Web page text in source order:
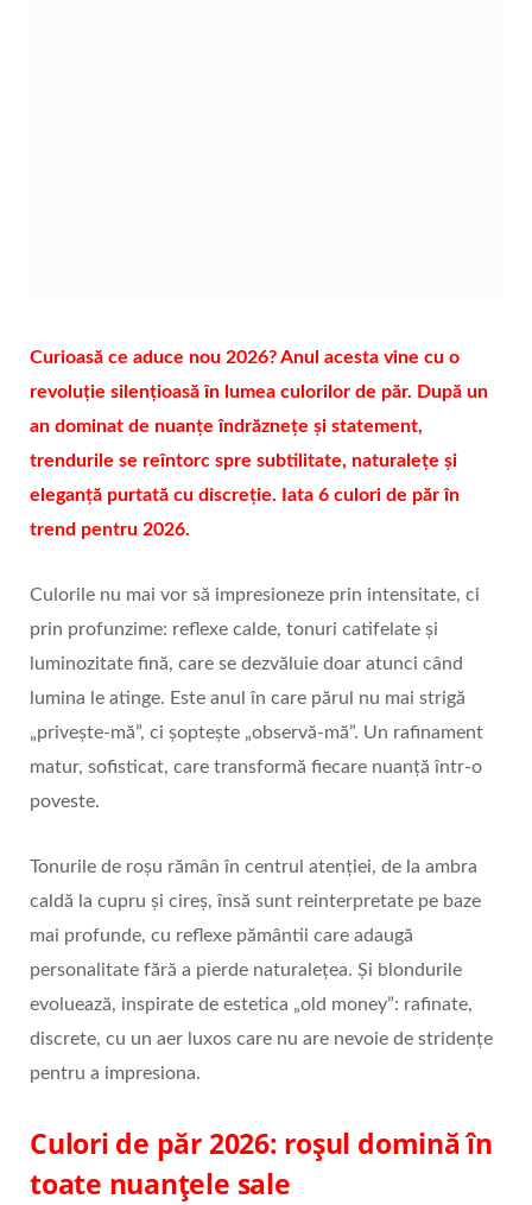
Curioasă ce aduce nou 2026? Anul acesta vine cu o
revoluție silențioasă în lumea culorilor de păr. După un
an dominat de nuanțe îndrăznețe și statement,
trendurile se reîntorc spre subtilitate, naturalețe și
eleganță purtată cu discreție. Iata 6 culori de păr în
trend pentru 2026.
Culorile nu mai vor să impresioneze prin intensitate, ci
prin profunzime: reflexe calde, tonuri catifelate și
luminozitate fină, care se dezvăluie doar atunci când
lumina le atinge. Este anul în care părul nu mai strigă
„privește-mă”, ci șoptește „observă-mă”. Un rafinament
matur, sofisticat, care transformă fiecare nuanță într-o
poveste.
Tonurile de roșu rămân în centrul atenției, de la ambra
caldă la cupru și cireș, însă sunt reinterpretate pe baze
mai profunde, cu reflexe pământii care adaugă
personalitate fără a pierde naturalețea. Și blondurile
evoluează, inspirate de estetica „old money”: rafinate,
discrete, cu un aer luxos care nu are nevoie de stridențe
pentru a impresiona.
Culori de păr 2026: roșul domină în
toate nuanțele sale